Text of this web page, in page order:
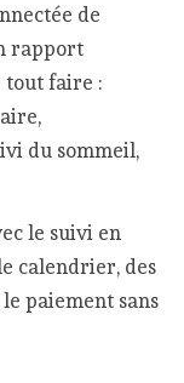
de
rapport
tout faire :
du sommeil,
le suivi en
calendrier, des
paiement sans